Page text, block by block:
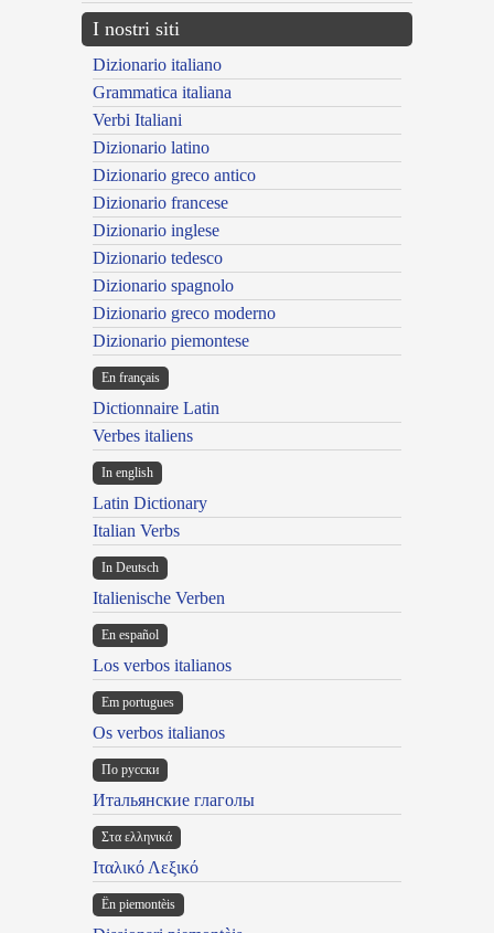
I nostri siti
Dizionario italiano
Grammatica italiana
Verbi Italiani
Dizionario latino
Dizionario greco antico
Dizionario francese
Dizionario inglese
Dizionario tedesco
Dizionario spagnolo
Dizionario greco moderno
Dizionario piemontese
En français
Dictionnaire Latin
Verbes italiens
In english
Latin Dictionary
Italian Verbs
In Deutsch
Italienische Verben
En español
Los verbos italianos
Em portugues
Os verbos italianos
По русски
Итальянские глаголы
Στα ελληνικά
Ιταλικό Λεξικό
Ën piemontèis